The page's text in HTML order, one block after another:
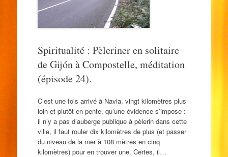
Spiritualité : Pèleriner en solitaire
de Gijón à Compostelle, méditation
(épisode 24).
C’est une fois arrivé à Navia, vingt kilomètres plus
loin et plutôt en pente, qu’une évidence s’impose :
il n’y a pas d’auberge publique à pèlerin dans cette
ville, il faut rouler dix kilomètres de plus (et passer
du niveau de la mer à 108 mètres en cinq
kilomètres) pour en trouver une. Certes, il…